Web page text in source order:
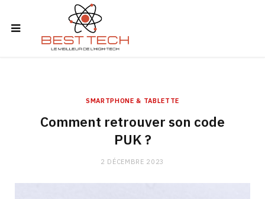
SMARTPHONE & TABLETTE
Comment retrouver son code
PUK ?
2 DÉCEMBRE 2023